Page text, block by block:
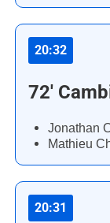
20:32
72'
Jonathan
Mathieu
20:31